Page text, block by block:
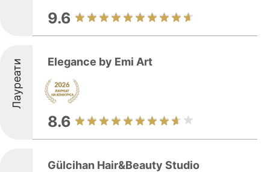
9.6
Лауреати Elegance by Emi Art
8.6
Gülcihan Hair&Beauty Studio